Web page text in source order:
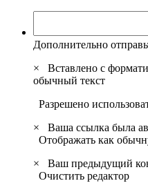
Дополнительно
×
Вставлено с
обычный текст
Разрешено
×
Ваша ссылка была
Отображать как
×
Ваш предыдущий
Очистить редактор